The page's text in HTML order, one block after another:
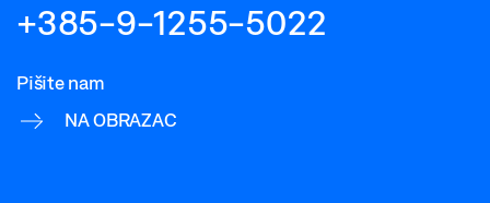
+385-9-1255-5022
Pišite nam
NA OBRAZAC